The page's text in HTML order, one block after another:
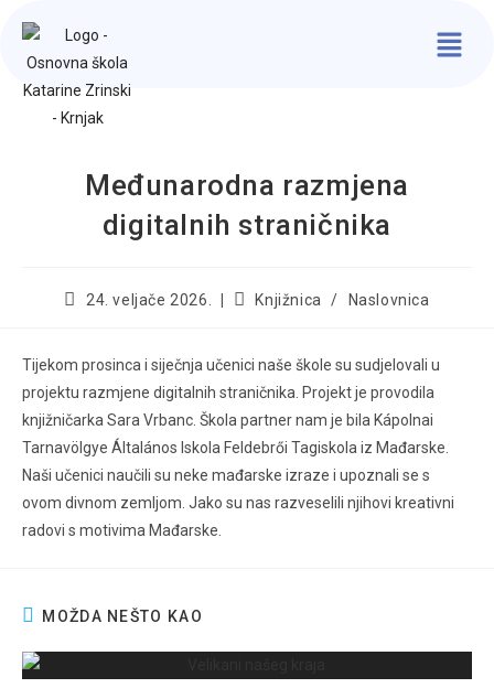
Međunarodna razmjena
digitalnih straničnika
24. veljače 2026. Knjižnica / Naslovnica
Tijekom prosinca i siječnja učenici naše škole su sudjelovali u
projektu razmjene digitalnih straničnika. Projekt je provodila
knjižničarka Sara Vrbanc. Škola partner nam je bila Kápolnai
Tarnavölgye Általános Iskola Feldebrői Tagiskola iz Mađarske.
Naši učenici naučili su neke mađarske izraze i upoznali se s
ovom divnom zemljom. Jako su nas razveselili njihovi kreativni
radovi s motivima Mađarske.
MOŽDA NEŠTO KAO